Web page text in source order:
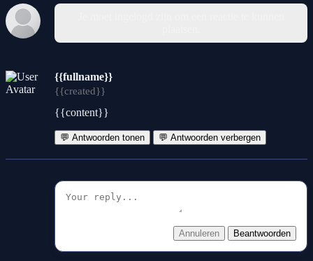
{{fullname}}
{{created}}
{{content}}
💬 Antwoorden tonen 💬 Antwoorden verbergen
Annuleren Beantwoorden